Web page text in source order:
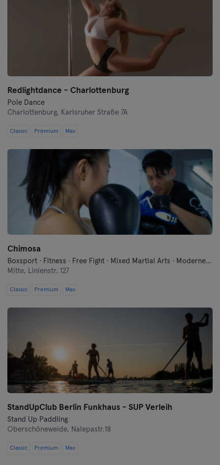
Redlightdance - Charlottenburg
Pole Dance
Charlottenburg, Karlsruher Straße 7A
Classic Premium Max
Chimosa
Boxsport · Fitness · Free Fight · Mixed Martial Arts · Moderne Selbstverteidigung · Qi Gong und Tai Chi · Traditionell-Asiatische Kampfkünste
Mitte, Linienstr. 127
Classic Premium Max
StandUpClub Berlin Funkhaus - SUP Verleih
Stand Up Paddling
Oberschöneweide, Nalepastr.18
Classic Premium Max